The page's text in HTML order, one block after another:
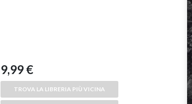
9,99 €
TROVA LA LIBRERIA PIÙ VICINA